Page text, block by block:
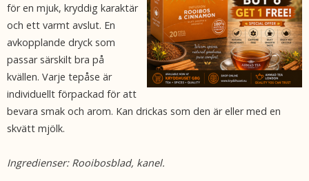
för en mjuk, kryddig karaktär
och ett varmt avslut. En
avkopplande dryck som
passar särskilt bra på
kvällen. Varje tepåse är
individuellt förpackad för att
bevara smak och arom. Kan drickas som den är eller med en
skvätt mjölk.
Ingredienser: Rooibosblad, kanel.